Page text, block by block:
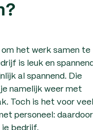
het werk samen te
is leuk en
al spannend. Die
namelijk weer met
Toch is het voor veel
personeel: daardoor
bedrijf.